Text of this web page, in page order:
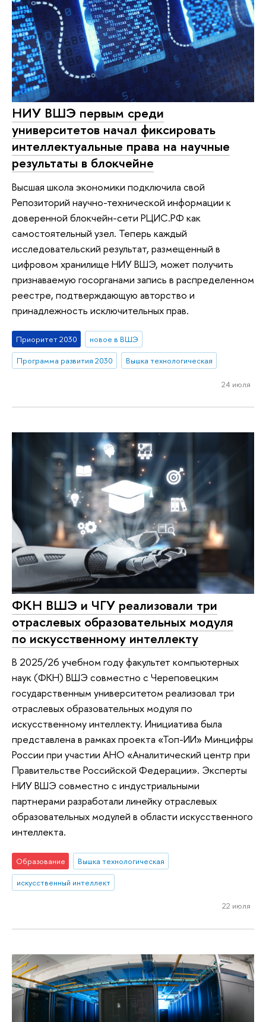
НИУ ВШЭ первым среди
университетов начал фиксировать
интеллектуальные права на научные
результаты в блокчейне
Высшая школа экономики подключила свой
Репозиторий научно-технической информации к
доверенной блокчейн-сети РЦИС.РФ как
самостоятельный узел. Теперь каждый
исследовательский результат, размещенный в
цифровом хранилище НИУ ВШЭ, может получить
признаваемую госорганами запись в распределенном
реестре, подтверждающую авторство и
принадлежность исключительных прав.
Приоритет 2030
новое в ВШЭ
Программа развития 2030
Вышка технологическая
24 июля
ФКН ВШЭ и ЧГУ реализовали три
отраслевых образовательных модуля
по искусственному интеллекту
В 2025/26 учебном году факультет компьютерных
наук (ФКН) ВШЭ совместно с Череповецким
государственным университетом реализовал три
отраслевых образовательных модуля по
искусственному интеллекту. Инициатива была
представлена в рамках проекта «Топ-ИИ» Минцифры
России при участии АНО «Аналитический центр при
Правительстве Российской Федерации». Эксперты
НИУ ВШЭ совместно с индустриальными
партнерами разработали линейку отраслевых
образовательных модулей в области искусственного
интеллекта.
Образование
Вышка технологическая
искусственный интеллект
22 июля